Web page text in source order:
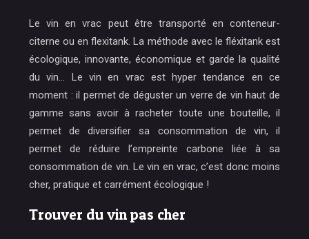
Le vin en vrac peut être transporté en conteneur-
citerne ou en flexitank. La méthode avec le fléxitank est
écologique, innovante, économique et garde la qualité
du vin… Le vin en vrac est hyper tendance en ce
moment : il permet de déguster un verre de vin haut de
gamme sans avoir à racheter toute une bouteille, il
permet de diversifier sa consommation de vin, il
permet de réduire l’empreinte carbone liée à sa
consommation de vin. Le vin en vrac, c’est donc moins
cher, pratique et carrément écologique !
Trouver du vin pas cher